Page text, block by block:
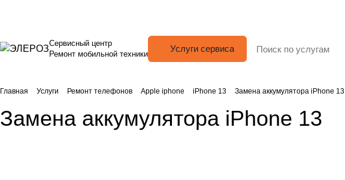
Сервисный центр
Ремонт мобильной техники
Услуги сервиса
Главная Услуги Ремонт телефонов Apple iphone iPhone 13 Замена аккумулятора iPhone 13
Замена аккумулятора iPhone 13